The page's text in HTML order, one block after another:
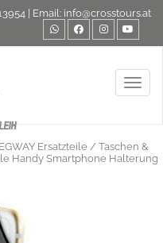
| Email: info@crosstours.at
Ersatzteile / Taschen &
Handy Smartphone Halterung